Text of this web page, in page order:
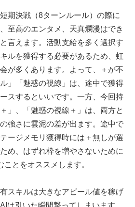
期決戦（8ターンルール）の際に
至高のエンタメ、天真爛漫はでき
言えます。活動支給を多く選択す
ルを獲得する必要があるため、虹
が多くあります。よって、＋が不
」「魅惑の視線」は、途中で獲得
スするといいです。一方、今回持
」、「魅惑の視線＋」は、両方と
強さに雲泥の差が出ます。途中で
ージメモリ獲得時には＋無しが選
め、はずれ枠を増やさないために
ことをオススメします。
スキルは大きなアピール値を稼げ